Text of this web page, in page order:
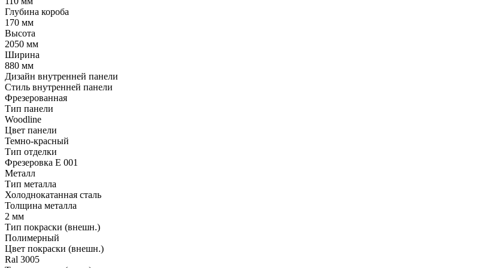
Глубина короба
170 мм
Высота
2050 мм
Ширина
880 мм
Дизайн внутренней панели
Стиль внутренней панели
Фрезерованная
Тип панели
Woodline
Цвет панели
Темно-красный
Тип отделки
Фрезеровка E 001
Металл
Тип металла
Холоднокатанная сталь
Толщина металла
2 мм
Тип покраски (внешн.)
Полимерный
Цвет покраски (внешн.)
Ral 3005